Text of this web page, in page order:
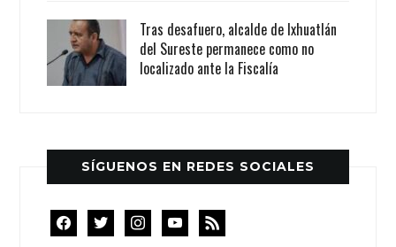
Tras desafuero, alcalde de Ixhuatlán
del Sureste permanece como no
localizado ante la Fiscalía
SÍGUENOS EN REDES SOCIALES
facebooktwitterinstagramyoutube
rss